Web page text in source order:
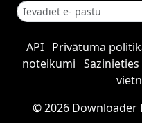
API Privātuma
noteikumi
©2026 Downloader